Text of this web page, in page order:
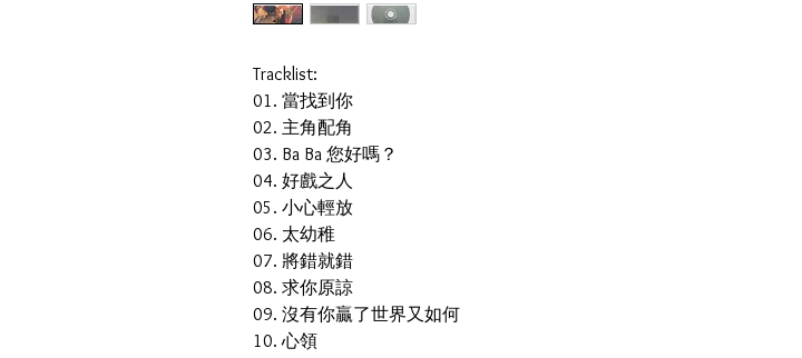
Tracklist:
01. 當找到你
02. 主角配角
03. Ba Ba 您好嗎？
04. 好戲之人
05. 小心輕放
06. 太幼稚
07. 將錯就錯
08. 求你原諒
09. 沒有你贏了世界又如何
10. 心領